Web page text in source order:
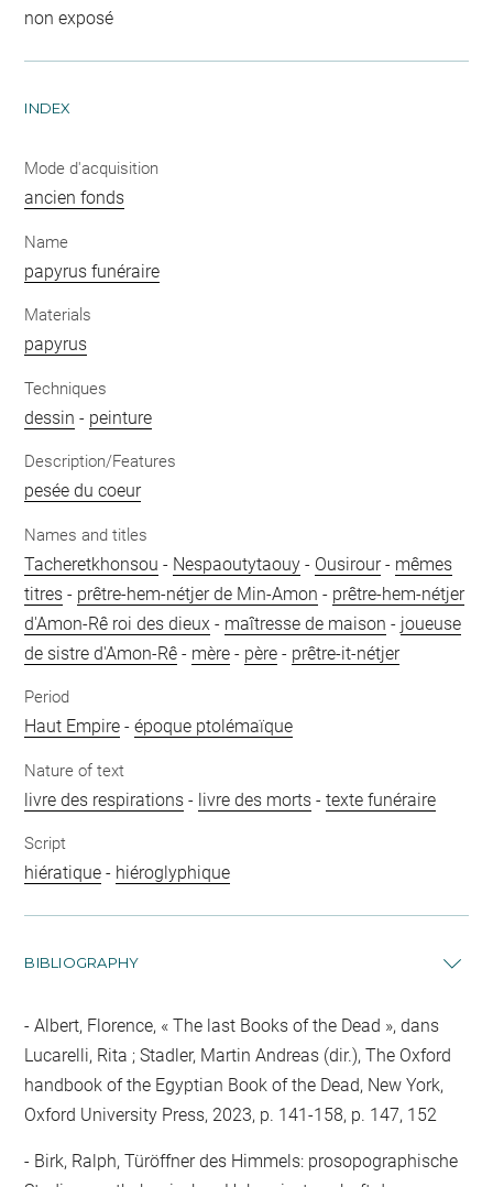
non exposé
INDEX
Mode d'acquisition
ancien fonds
Name
papyrus funéraire
Materials
papyrus
Techniques
dessin - peinture
Description/Features
pesée du coeur
Names and titles
Tacheretkhonsou - Nespaoutytaouy - Ousirour- mêmes
titres - prêtre-hem-nétjer de Min-Amon - prêtre-hem-nétjer
d'Amon-Rê roi des dieux - maîtresse de maison - joueuse
de sistre d'Amon-Rê - mère - père - prêtre-it-nétjer
Period
Haut Empire -époque ptolémaïque
Nature of text
livre des respirations - livre des morts -texte funéraire
Script
hiératique - hiéroglyphique
BIBLIOGRAPHY
Albert, Florence, « The last Books of the Dead », dans
Lucarelli, Rita ; Stadler, Martin Andreas (dir.), The Oxford
handbook of the Egyptian Book of the Dead, New York,
Oxford University Press, 2023, p. 141-158, p. 147, 152
Birk, Ralph, Türöffner des Himmels: prosopographische